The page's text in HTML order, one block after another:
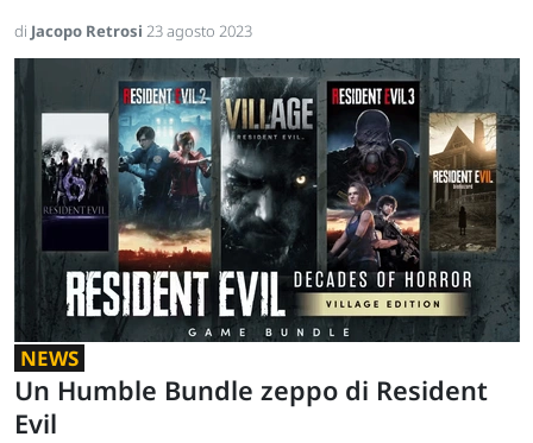
di Jacopo Retrosi 23 agosto 2023
NEWS
Un Humble Bundle zeppo di Resident
Evil